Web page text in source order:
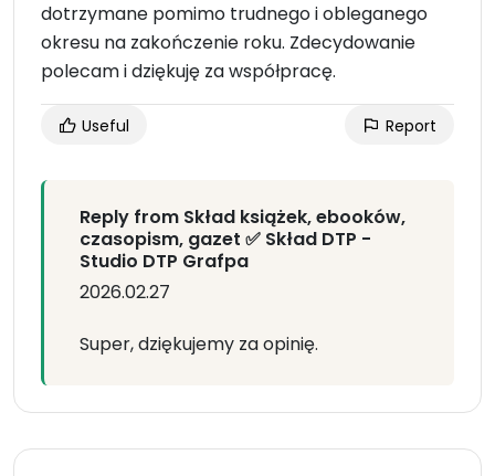
dotrzymane pomimo trudnego i obleganego
okresu na zakończenie roku. Zdecydowanie
polecam i dziękuję za współpracę.
Useful Report
Reply from Skład książek, ebooków,
czasopism, gazet ✅ Skład DTP -
Studio DTP Grafpa
2026.02.27
Super, dziękujemy za opinię.